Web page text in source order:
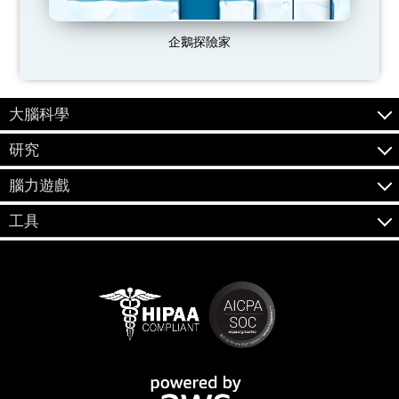
企鵝探險家
大腦科學
研究
腦力遊戲
工具